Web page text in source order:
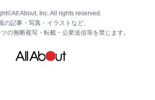
About, Inc. All rights reserved.
の記事・写真・イラストなど、
の無断複写・転載・公衆送信等を禁じます。